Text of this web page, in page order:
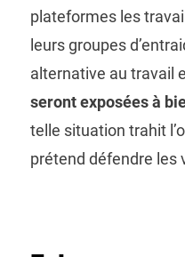
plateformes les
leurs groupes
alternative au travail
seront exposées à
telle situation trahit
prétend défendre les